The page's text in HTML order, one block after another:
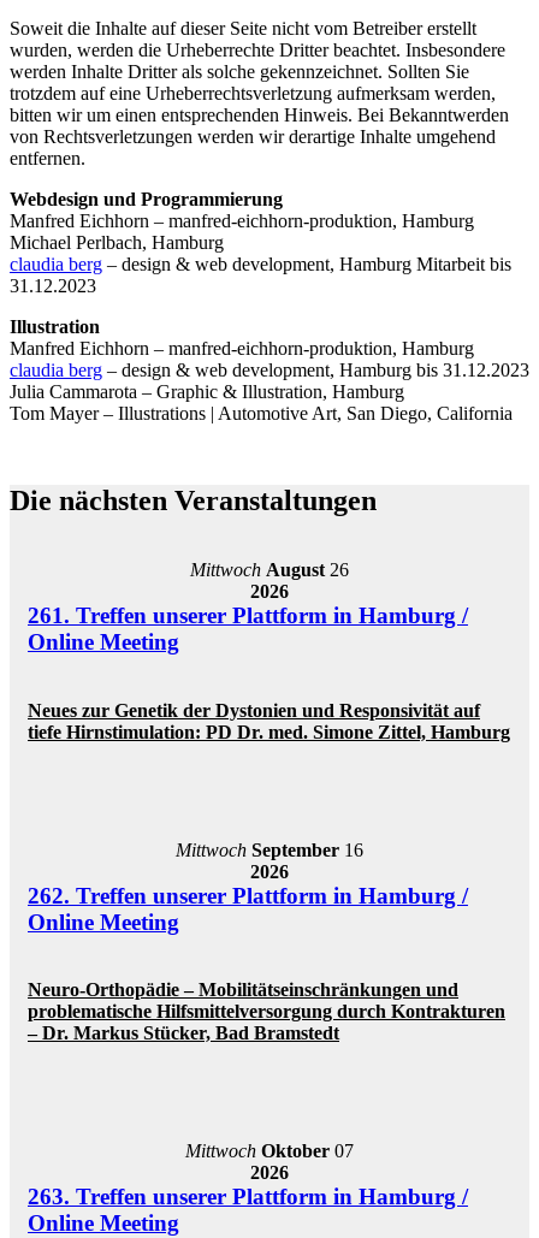
Soweit die Inhalte auf dieser Seite nicht vom Betreiber erstellt
wurden, werden die Urheberrechte Dritter beachtet. Insbesondere
werden Inhalte Dritter als solche gekennzeichnet. Sollten Sie
trotzdem auf eine Urheberrechtsverletzung aufmerksam werden,
bitten wir um einen entsprechenden Hinweis. Bei Bekanntwerden
von Rechtsverletzungen werden wir derartige Inhalte umgehend
entfernen.
Webdesign und Programmierung
Manfred Eichhorn – manfred-eichhorn-produktion, Hamburg
Michael Perlbach, Hamburg
claudia berg – design & web development, Hamburg Mitarbeit bis
31.12.2023
Illustration
Manfred Eichhorn – manfred-eichhorn-produktion, Hamburg
claudia berg – design & web development, Hamburg bis 31.12.2023
Julia Cammarota – Graphic & Illustration, Hamburg
Tom Mayer – Illustrations | Automotive Art, San Diego, California
Die nächsten Veranstaltungen
Mittwoch August 26
2026
261. Treffen unserer Plattform in Hamburg /
Online Meeting
Neues zur Genetik der Dystonien und Responsivität auf
tiefe Hirnstimulation: PD Dr. med. Simone Zittel, Hamburg
Mittwoch September 16
2026
262. Treffen unserer Plattform in Hamburg /
Online Meeting
Neuro-Orthopädie – Mobilitätseinschränkungen und
problematische Hilfsmittelversorgung durch Kontrakturen
– Dr. Markus Stücker, Bad Bramstedt
Mittwoch Oktober 07
2026
263. Treffen unserer Plattform in Hamburg /
Online Meeting